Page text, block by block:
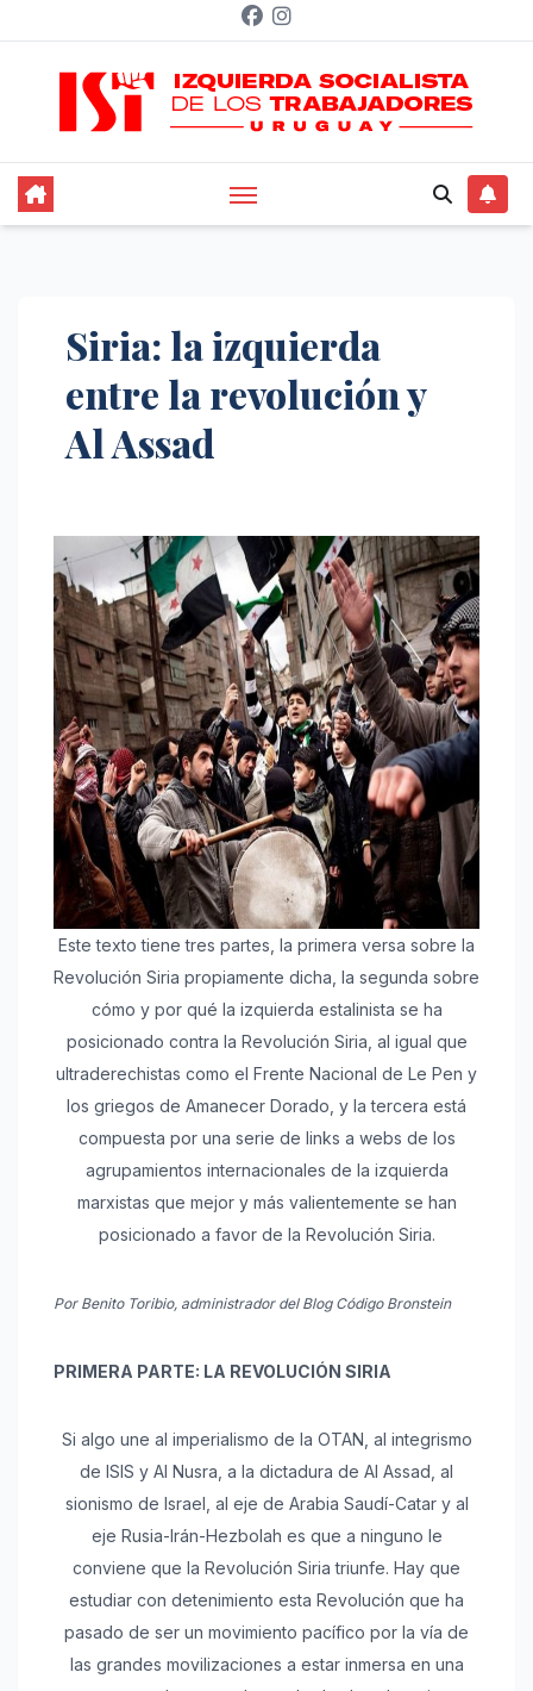
contenido
Siria: la izquierda
entre la revolución y
Al Assad
Este texto tiene tres partes, la primera versa sobre la
Revolución Siria propiamente dicha, la segunda sobre
cómo y por qué la izquierda estalinista se ha
posicionado contra la Revolución Siria, al igual que
ultraderechistas como el Frente Nacional de Le Pen y
los griegos de Amanecer Dorado, y la tercera está
compuesta por una serie de links a webs de los
agrupamientos internacionales de la izquierda
marxistas que mejor y más valientemente se han
posicionado a favor de la Revolución Siria.
Por Benito Toribio, administrador del Blog Código Bronstein
PRIMERA PARTE: LA REVOLUCIÓN SIRIA
Si algo une al imperialismo de la OTAN, al integrismo
de ISIS y Al Nusra, a la dictadura de Al Assad, al
sionismo de Israel, al eje de Arabia Saudí-Catar y al
eje Rusia-Irán-Hezbolah es que a ninguno le
conviene que la Revolución Siria triunfe. Hay que
estudiar con detenimiento esta Revolución que ha
pasado de ser un movimiento pacífico por la vía de
las grandes movilizaciones a estar inmersa en una